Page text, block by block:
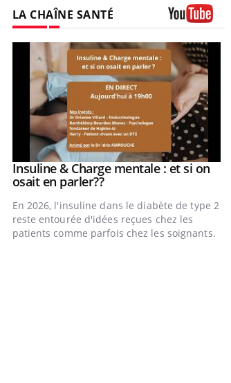
LA CHAÎNE SANTÉ
Youtube
Insuline & Charge mentale : et si on
osait en parler??Youtube
En 2026, l'insuline dans le diabète de type 2
reste entourée d'idées reçues chez les
patients comme parfois chez les soignants.